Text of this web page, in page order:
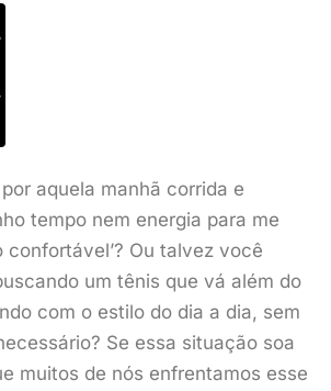
aquela manhã corrida e
tempo nem energia para me
confortável’? Ou talvez você
um tênis que vá além do
com o estilo do dia a dia, sem
Se essa situação soa
muitos de nós enfrentamos esse